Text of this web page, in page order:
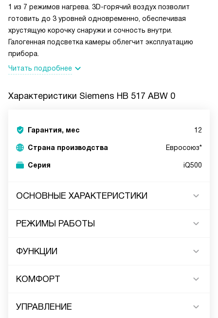
1 из 7 режимов нагрева. 3D-горячий воздух позволит
готовить до 3 уровней одновременно, обеспечивая
хрустящую корочку снаружи и сочность внутри.
Галогенная подсветка камеры облегчит эксплуатацию
прибора.
Читать подробнее
Характеристики Siemens HB 517 ABW 0
Гарантия, мес 12
Страна производства Евросоюз*
Серия iQ500
ОСНОВНЫЕ ХАРАКТЕРИСТИКИ
РЕЖИМЫ РАБОТЫ
ФУНКЦИИ
КОМФОРТ
УПРАВЛЕНИЕ